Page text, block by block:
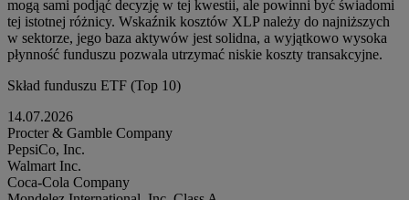
mogą sami podjąć decyzję w tej kwestii, ale powinni być świadomi
tej istotnej różnicy. Wskaźnik kosztów XLP należy do najniższych
w sektorze, jego baza aktywów jest solidna, a wyjątkowo wysoka
płynność funduszu pozwala utrzymać niskie koszty transakcyjne.
Skład funduszu ETF (Top 10)
14.07.2026
Procter & Gamble Company
PepsiCo, Inc.
Walmart Inc.
Coca-Cola Company